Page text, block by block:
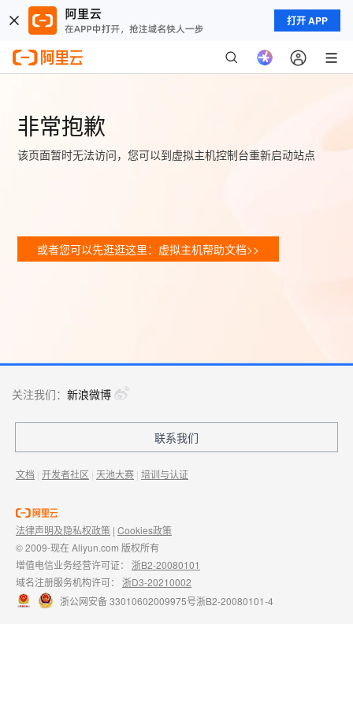
打开 APP
非常抱歉
该页面暂时无法访问，您可以到虚拟主机控制台重新启动站点
或者您可以先逛逛这里：虚拟主机帮助文档>>